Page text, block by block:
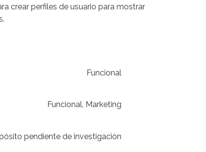
crear perfiles de usuario para mostrar
Funcional
Funcional, Marketing
pendiente de investigación